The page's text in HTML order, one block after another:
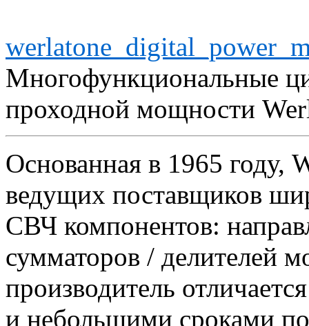
Многофункциональные
проходной мощности
Основанная в 1965 году,
ведущих поставщиков
СВЧ компонентов:
сумматоров / делителей
производитель
и небольшими сроками